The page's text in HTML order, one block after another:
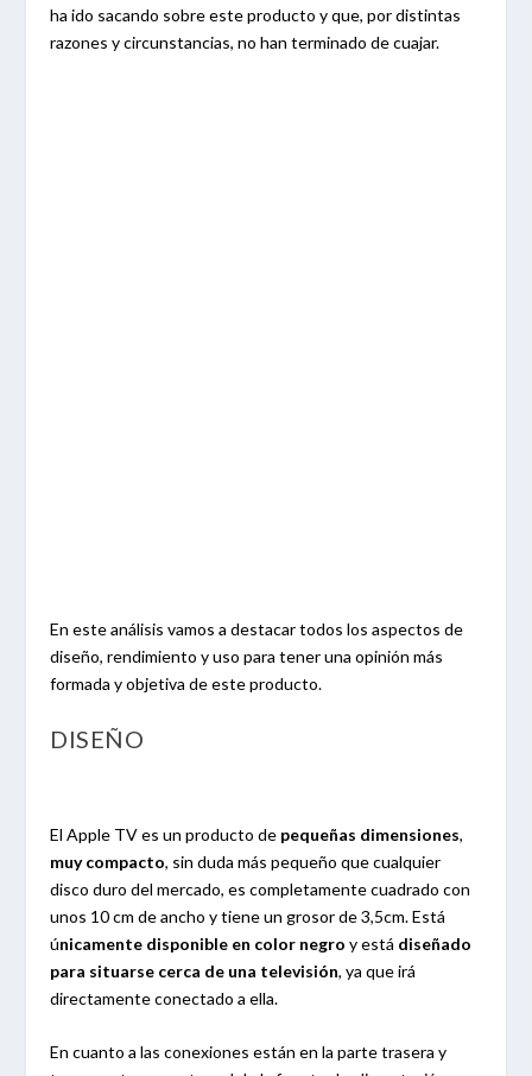
ha ido sacando sobre este producto y que, por distintas
razones y circunstancias, no han terminado de cuajar.
En este análisis vamos a destacar todos los aspectos de
diseño, rendimiento y uso para tener una opinión más
formada y objetiva de este producto.
DISEÑO
El Apple TV es un producto de pequeñas dimensiones,
muy compacto, sin duda más pequeño que cualquier
disco duro del mercado, es completamente cuadrado con
unos 10 cm de ancho y tiene un grosor de 3,5cm. Está
únicamente disponible en color negro y está diseñado
para situarse cerca de una televisión, ya que irá
directamente conectado a ella.
En cuanto a las conexiones están en la parte trasera y